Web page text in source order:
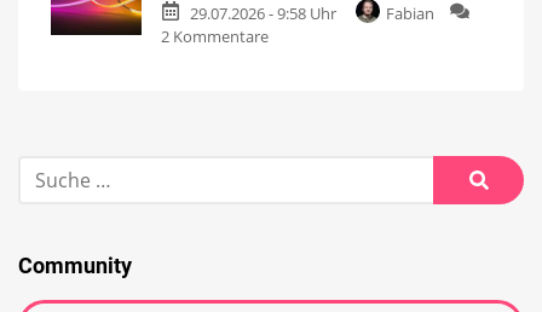
29.07.2026 - 9:58 Uhr
Fabian
2 Kommentare
Community